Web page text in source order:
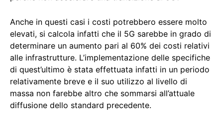
Anche in questi casi i costi potrebbero essere molto
elevati, si calcola infatti che il 5G sarebbe in grado di
determinare un aumento pari al 60% dei costi relativi
alle infrastrutture. L’implementazione delle specifiche
di quest’ultimo è stata effettuata infatti in un periodo
relativamente breve e il suo utilizzo al livello di
massa non farebbe altro che sommarsi all’attuale
diffusione dello standard precedente.